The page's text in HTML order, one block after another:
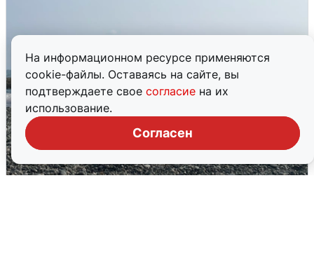
На информационном ресурсе применяются
cookie-файлы. Оставаясь на сайте, вы
подтверждаете свое согласие на их
использование.
Согласен